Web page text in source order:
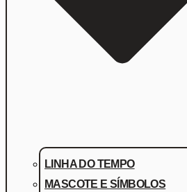
LINHA DO TEMPO
MASCOTE E SÍMBOLOS